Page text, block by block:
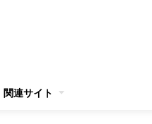
関連サイト